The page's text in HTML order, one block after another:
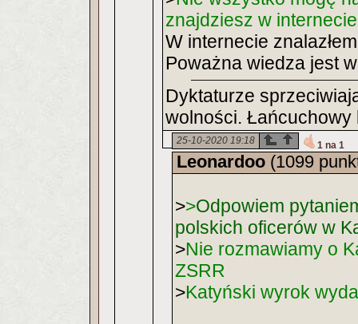
znajdziesz w
W internecie
Poważna wiedza jest
Dyktaturze
wolności.
25-10-2020 19:18 1 na 1
Leonardoo (1099
>>Odpowiem
polskich oficerów w
>Nie rozmawiamy o
ZSRR
>Katyński wyrok